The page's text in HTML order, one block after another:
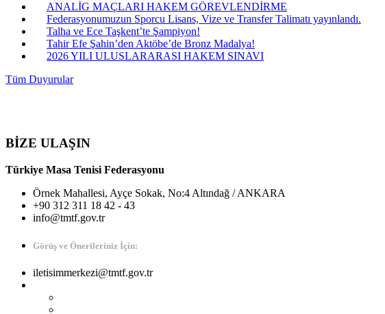
ANALİG MAÇLARI HAKEM GÖREVLENDİRME
Federasyonumuzun Sporcu Lisans, Vize ve Transfer Talimatı yayınlandı.
Talha ve Ece Taşkent’te Şampiyon!
Tahir Efe Şahin’den Aktöbe’de Bronz Madalya!
2026 YILI ULUSLARARASI HAKEM SINAVI
Tüm Duyurular
BİZE ULAŞIN
Türkiye Masa Tenisi Federasyonu
Örnek Mahallesi, Ayçe Sokak, No:4 Altındağ / ANKARA
+90 312 311 18 42 - 43
info@tmtf.gov.tr
Görüş ve Önerileriniz İçin:
iletisimmerkezi@tmtf.gov.tr